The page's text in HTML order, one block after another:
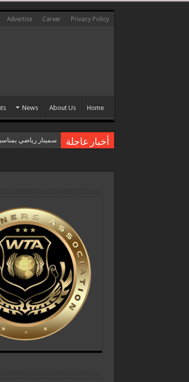
Privacy Policy
Career
Advertise
Home
About Us
News
أخبار عاجلة سمينار رياضي